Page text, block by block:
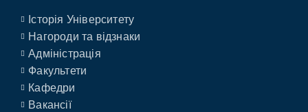
Історія Університету
Нагороди та відзнаки
Адміністрація
Факультети
Кафедри
Вакансії